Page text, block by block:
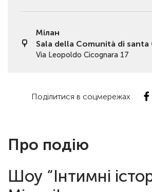
Мілан
Sala della Comunità di santa
Via Leopoldo Cicognara 17
Поділитися в соцмережах
Про подію
Шоу “Інтимні